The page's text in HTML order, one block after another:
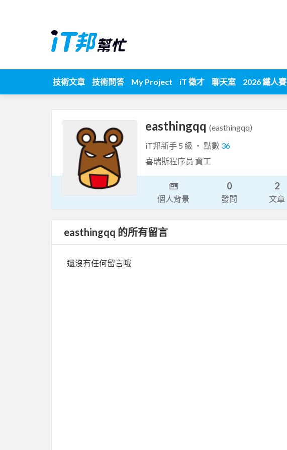
技術文章 技術問答 My Project iT 徵才 聊天室 2026 鐵人賽
easthingqq (easthingqq)
iT邦新手 5 級 ‧ 點數 36
喜瑞斯程序员 資工
個人背景
0
發問
2
文章
easthingqq 的所有留言
還沒有任何留言哦